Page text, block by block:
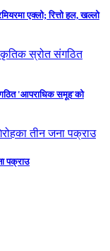
एक्लो; रित्तो हल, खल्लो
संगठित 'आपराधिक समूह'को
पक्राउ